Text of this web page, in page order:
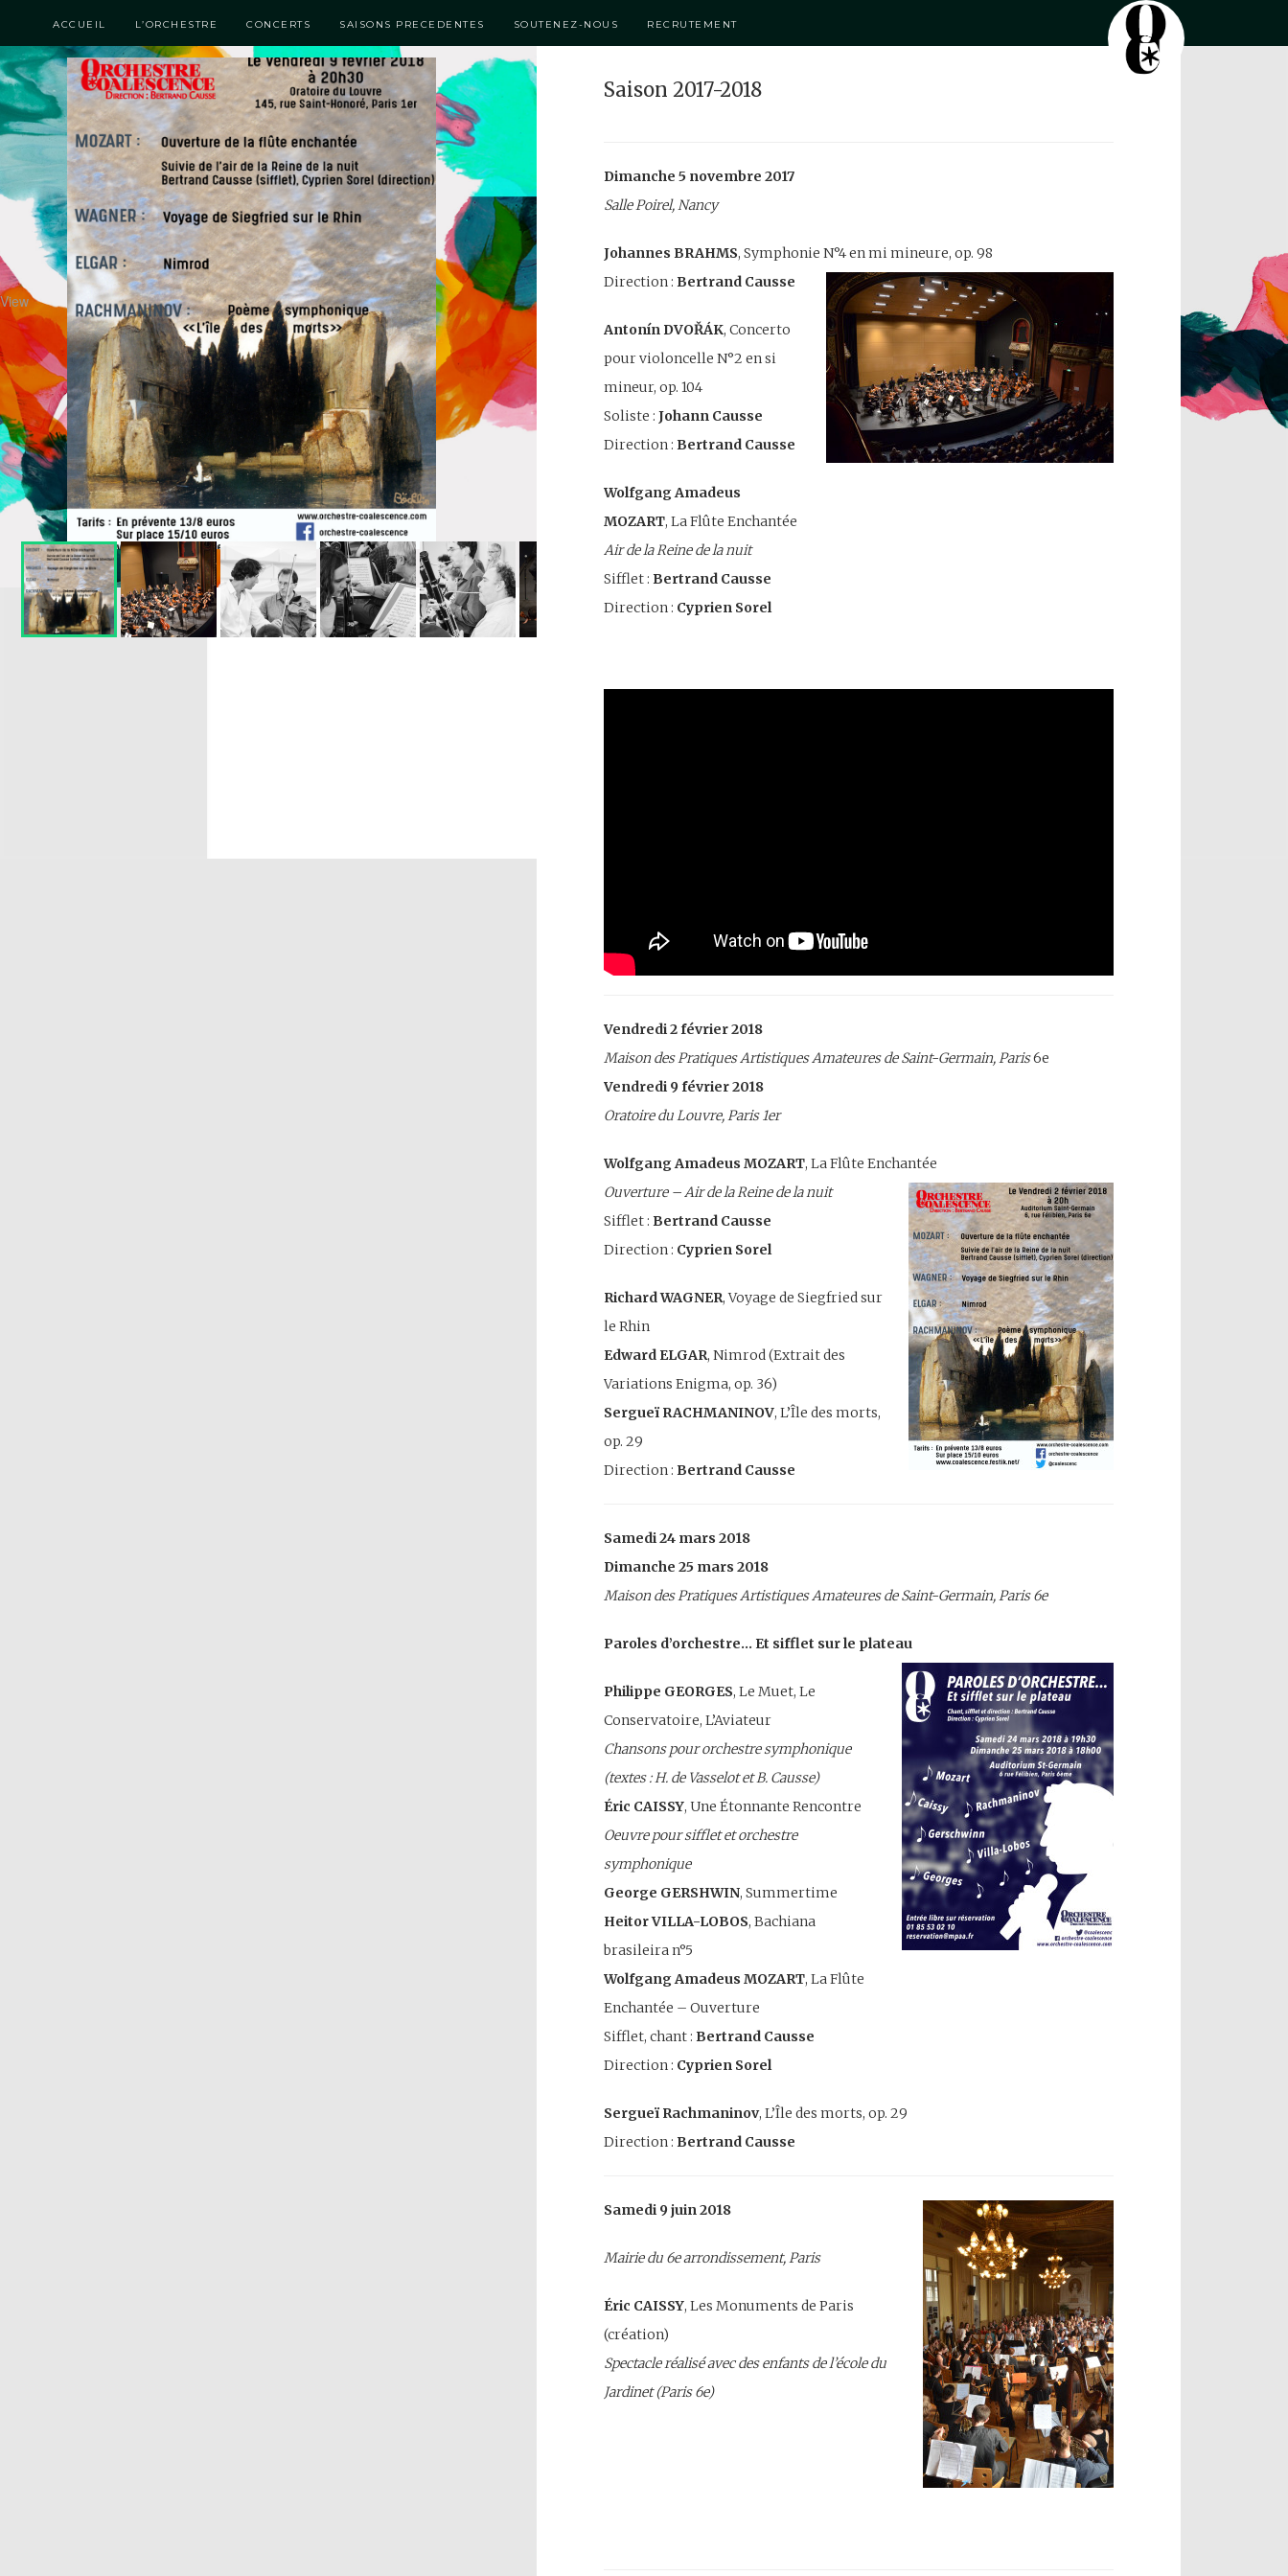
ACCUEIL L’ORCHESTRE CONCERTS SAISONS PRECEDENTES SOUTENEZ-NOUS RECRUTEMENT
View
Saison 2017-2018
Dimanche 5 novembre 2017
Salle Poirel, Nancy
Johannes BRAHMS, Symphonie N°4 en mi mineure, op. 98
Direction : Bertrand Causse
Antonín DVOŘÁK, Concerto
pour violoncelle N°2 en si
mineur, op. 104
Soliste : Johann Causse
Direction : Bertrand Causse
Wolfgang Amadeus
MOZART, La Flûte Enchantée
Air de la Reine de la nuit
Sifflet : Bertrand Causse
Direction : Cyprien Sorel
Vendredi 2 février 2018
Maison des Pratiques Artistiques Amateures de Saint-Germain, Paris6e
Vendredi 9 février 2018
Oratoire du Louvre, Paris 1er
Wolfgang Amadeus MOZART, La Flûte Enchantée
Ouverture – Air de la Reine de la nuit
Sifflet : Bertrand Causse
Direction : Cyprien Sorel
Richard WAGNER, Voyage de Siegfried sur
le Rhin
Edward ELGAR, Nimrod (Extrait des
Variations Enigma, op. 36)
Sergueï RACHMANINOV, L’Île des morts,
op. 29
Direction : Bertrand Causse
Samedi 24 mars 2018
Dimanche 25 mars 2018
Maison des Pratiques Artistiques Amateures de Saint-Germain, Paris 6e
Paroles d’orchestre… Et sifflet sur le plateau
Philippe GEORGES, Le Muet, Le
Conservatoire, L’Aviateur
Chansons pour orchestre symphonique
(textes : H. de Vasselot et B. Causse)
Éric CAISSY, Une Étonnante Rencontre
Oeuvre pour sifflet et orchestre
symphonique
George GERSHWIN, Summertime
Heitor VILLA-LOBOS, Bachiana
brasileira n°5
Wolfgang Amadeus MOZART, La Flûte
Enchantée – Ouverture
Sifflet, chant : Bertrand Causse
Direction : Cyprien Sorel
Sergueï Rachmaninov, L’Île des morts, op. 29
Direction : Bertrand Causse
Samedi 9 juin 2018
Mairie du 6e arrondissement, Paris
Éric CAISSY, Les Monuments de Paris
(création)
Spectacle réalisé avec des enfants de l’école du
Jardinet (Paris 6e)